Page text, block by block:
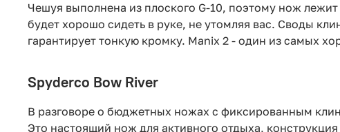
Чешуя выполнена из плоского G-10, поэтому нож
будет хорошо сидеть в руке, не утомляя вас. Своды
гарантирует тонкую кромку. Manix 2 - один из самых
Spyderco Bow River
В разговоре о бюджетных ножах с фиксированным
Это настоящий нож для активного отдыха,